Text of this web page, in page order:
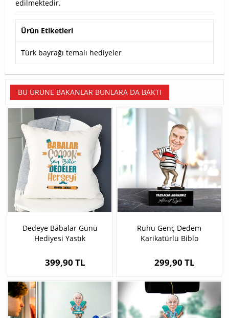
edilmektedir.
Ürün Etiketleri
Türk bayrağı temalı hediyeler
BU ÜRÜNE BAKANLAR BUNLARA DA BAKTI
Dedeye Babalar Günü
Hediyesi Yastık
399,90 TL
Ruhu Genç Dedem
Karikatürlü Biblo
299,90 TL